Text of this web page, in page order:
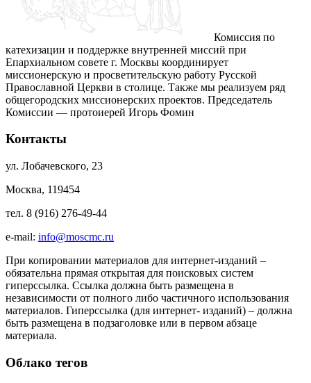
Комиссия по
катехизации и поддержке внутренней миссий при
Епархиальном совете г. Москвы координирует
миссионерскую и просветительскую работу Русской
Православной Церкви в столице. Также мы реализуем ряд
общегородских миссионерских проектов. Председатель
Комиссии — протоиерей Игорь Фомин
Контакты
ул. Лобачевского, 23
Москва, 119454
тел. 8 (916) 276-49-44
e-mail: info@moscmc.ru
При копировании материалов для интернет-изданий –
обязательна прямая открытая для поисковых систем
гиперссылка. Ссылка должна быть размещена в
независимости от полного либо частичного использования
материалов. Гиперссылка (для интернет- изданий) – должна
быть размещена в подзаголовке или в первом абзаце
материала.
Облако тегов